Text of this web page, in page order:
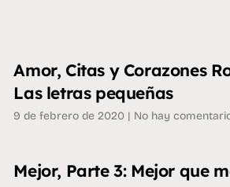
Amor, Citas y Corazones
Las letras pequeñas
9 de febrero de 2020 No hay
Mejor, Parte 3: Mejor que